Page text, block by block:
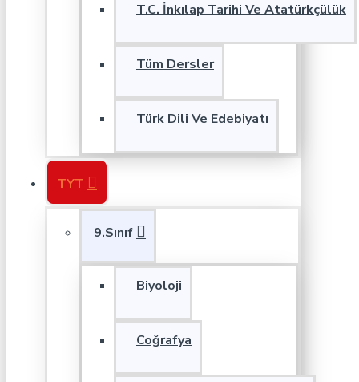
T.C. İnkılap Tarihi Ve Atatürkçülük
Tüm Dersler
Türk Dili Ve Edebiyatı
TYT
9.Sınıf
Biyoloji
Coğrafya